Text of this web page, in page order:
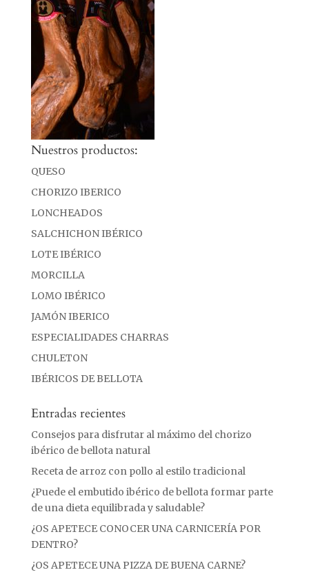
Nuestros productos:
QUESO
CHORIZO IBERICO
LONCHEADOS
SALCHICHON IBÉRICO
LOTE IBÉRICO
MORCILLA
LOMO IBÉRICO
JAMÓN IBERICO
ESPECIALIDADES CHARRAS
CHULETON
IBÉRICOS DE BELLOTA
Entradas recientes
Consejos para disfrutar al máximo del chorizo
ibérico de bellota natural
Receta de arroz con pollo al estilo tradicional
¿Puede el embutido ibérico de bellota formar parte
de una dieta equilibrada y saludable?
¿OS APETECE CONOCER UNA CARNICERÍA POR
DENTRO?
¿OS APETECE UNA PIZZA DE BUENA CARNE?